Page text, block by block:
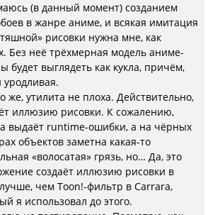
(в данный момент) созданием
в жанре аниме, и всякая имитация
рисовки нужна мне, как
Без неё трёхмерная модель аниме-
будет выглядеть как кукла, причём,
же, утилита не плоха. Действительно,
иллюзию рисовки. К сожалению,
выдаёт runtime-ошибки, а на чёрных
объектов заметна какая-то
«волосатая» грязь, но… Да, это
создаёт иллюзию рисовки в
чем Toon!-фильтр в Carrara,
я использовал до этого.